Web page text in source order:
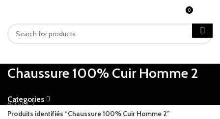
0
Chaussure 100% Cuir Homme 2
Categories
Accueil
Produits identifiés “Chaussure 100% Cuir Homme 2”